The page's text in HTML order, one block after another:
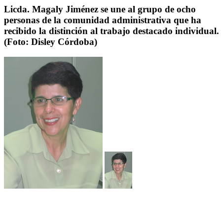
Licda. Magaly Jiménez se une al grupo de ocho
personas de la comunidad administrativa que ha
recibido la distinción al trabajo destacado individual.
(Foto: Disley Córdoba)